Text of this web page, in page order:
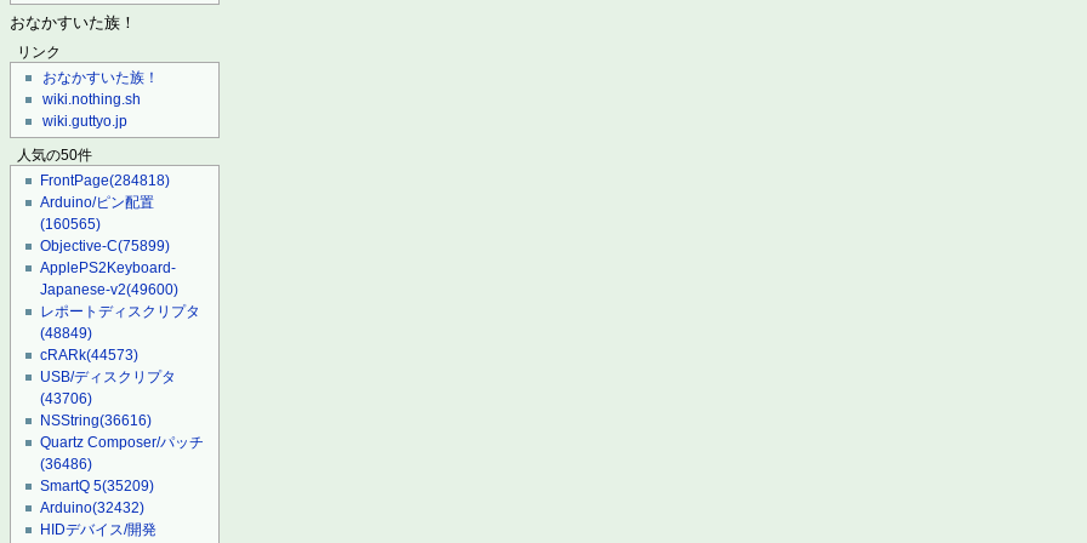
おなかすいた族！
リンク
おなかすいた族！
wiki.nothing.sh
wiki.guttyo.jp
人気の50件
FrontPage(284818)
Arduino/ピン配置
(160565)
Objective-C(75899)
ApplePS2Keyboard-
Japanese-v2(49600)
レポートディスクリプタ
(48849)
cRARk(44573)
USB/ディスクリプタ
(43706)
NSString(36616)
Quartz Composer/パッチ
(36486)
SmartQ 5(35209)
Arduino(32432)
HIDデバイス/開発